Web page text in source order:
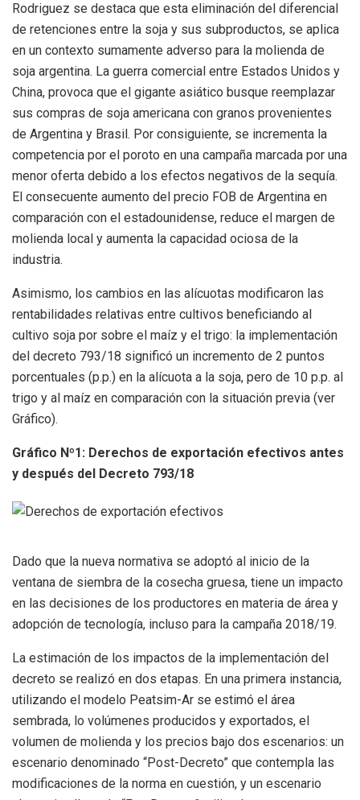
Rodriguez se destaca que esta eliminación del diferencial
de retenciones entre la soja y sus subproductos, se aplica
en un contexto sumamente adverso para la molienda de
soja argentina. La guerra comercial entre Estados Unidos y
China, provoca que el gigante asiático busque reemplazar
sus compras de soja americana con granos provenientes
de Argentina y Brasil. Por consiguiente, se incrementa la
competencia por el poroto en una campaña marcada por una
menor oferta debido a los efectos negativos de la sequía.
El consecuente aumento del precio FOB de Argentina en
comparación con el estadounidense, reduce el margen de
molienda local y aumenta la capacidad ociosa de la
industria.
Asimismo, los cambios en las alícuotas modificaron las
rentabilidades relativas entre cultivos beneficiando al
cultivo soja por sobre el maíz y el trigo: la implementación
del decreto 793/18 significó un incremento de 2 puntos
porcentuales (p.p.) en la alícuota a la soja, pero de 10 p.p. al
trigo y al maíz en comparación con la situación previa (ver
Gráfico).
Gráfico Nº1: Derechos de exportación efectivos antes
y después del Decreto 793/18
Dado que la nueva normativa se adoptó al inicio de la
ventana de siembra de la cosecha gruesa, tiene un impacto
en las decisiones de los productores en materia de área y
adopción de tecnología, incluso para la campaña 2018/19.
La estimación de los impactos de la implementación del
decreto se realizó en dos etapas. En una primera instancia,
utilizando el modelo Peatsim-Ar se estimó el área
sembrada, lo volúmenes producidos y exportados, el
volumen de molienda y los precios bajo dos escenarios: un
escenario denominado “Post-Decreto” que contempla las
modificaciones de la norma en cuestión, y un escenario